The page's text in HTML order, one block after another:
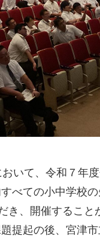
いて、令和７年
べての小中学校
、開催すること
提起の後、宮津